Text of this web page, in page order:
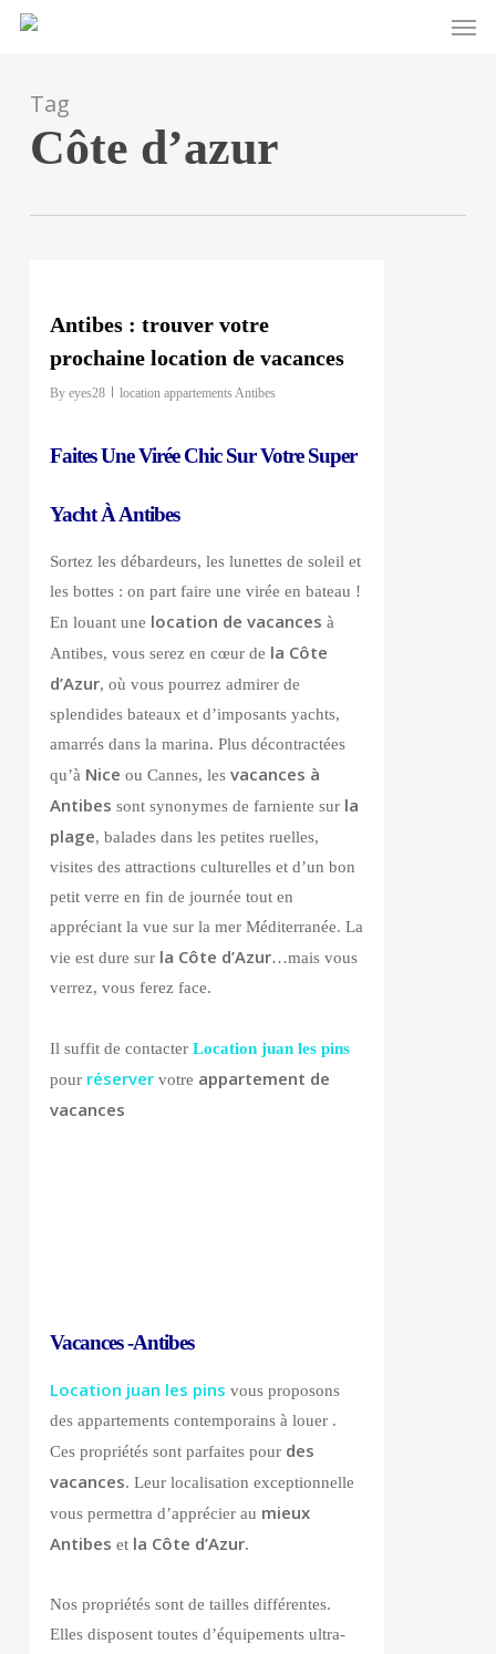
Skip
content
Menu
Tag
Côte d’azur
Antibes : trouver votre
prochaine location de vacances
By eyes28 location appartements Antibes
Faites Une Virée Chic Sur Votre Super
Yacht À Antibes
Sortez les débardeurs, les lunettes de soleil et
les bottes : on part faire une virée en bateau !
En louant une location de vacances à
Antibes, vous serez en cœur de la Côte
d’Azur, où vous pourrez admirer de
splendides bateaux et d’imposants yachts,
amarrés dans la marina. Plus décontractées
qu’à Nice ou Cannes, les vacances à
Antibes sont synonymes de farniente sur la
plage, balades dans les petites ruelles,
visites des attractions culturelles et d’un bon
petit verre en fin de journée tout en
appréciant la vue sur la mer Méditerranée. La
vie est dure sur la Côte d’Azur…mais vous
verrez, vous ferez face.
Il suffit de contacter Location juan les pins
pour réservervotre appartement de
vacances
Vacances -Antibes
Location juan les pins vous proposons
des appartements contemporains à louer .
Ces propriétés sont parfaites pour des
vacances. Leur localisation exceptionnelle
vous permettra d’apprécier au mieux
Antibes et la Côte d’Azur.
Nos propriétés sont de tailles différentes.
Elles disposent toutes d’équipements ultra-